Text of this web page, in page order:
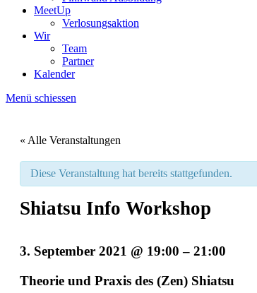
MeetUp
Verlosungsaktion
Wir
Team
Partner
Kalender
Menü schiessen
« Alle Veranstaltungen
Diese Veranstaltung hat bereits stattgefunden.
Shiatsu Info Workshop
3. September 2021 @ 19:00 – 21:00
Veranstaltung
Theorie und Praxis des (Zen) Shiatsu